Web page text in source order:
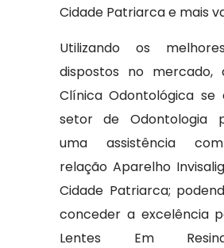
Cidade Patriarca e mais
Utilizando os
dispostos no mercado,
Clínica Odontológica se
setor de Odontologia
uma assistência
relação Aparelho
Cidade Patriarca;
conceder a excelência
Lentes Em